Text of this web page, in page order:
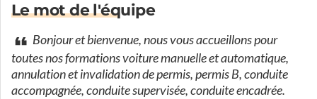
Le mot de l'équipe
Bonjour et bienvenue, nous vous accueillons pour
toutes nos formations voiture manuelle et automatique,
annulation et invalidation de permis, permis B, conduite
accompagnée, conduite supervisée, conduite encadrée.